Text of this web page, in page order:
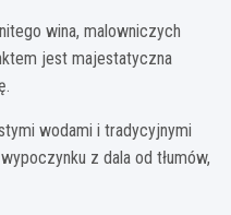
wina, malowniczych
jest majestatyczna
wodami i tradycyjnymi
z dala od tłumów,